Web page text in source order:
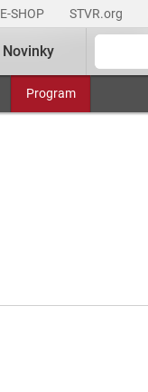
E-SHOP STVR.org
Program
Novinky